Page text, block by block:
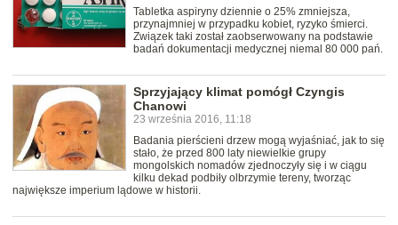
Tabletka aspiryny dziennie o 25% zmniejsza,
przynajmniej w przypadku kobiet, ryzyko śmierci.
Związek taki został zaobserwowany na podstawie
badań dokumentacji medycznej niemal 80 000 pań.
Sprzyjający klimat pomógł Czyngis
Chanowi
23 września 2016, 11:18
Badania pierścieni drzew mogą wyjaśniać, jak to się
stało, że przed 800 laty niewielkie grupy
mongolskich nomadów zjednoczyły się i w ciągu
kilku dekad podbiły olbrzymie tereny, tworząc
największe imperium lądowe w historii.